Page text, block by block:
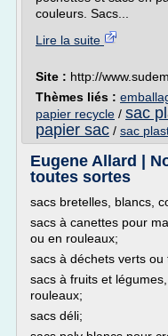
couleurs. Sacs...
Lire la suite
Site : http://
Thèmes liés :
papier recycle / sac
papier sac / sac
Eugene Allard |
toutes sortes
sacs bretelles, blancs,
sacs à canettes pour
ou en rouleaux;
sacs à déchets verts
sacs à fruits et
rouleaux;
sacs déli;